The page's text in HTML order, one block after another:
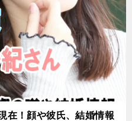
在！顔や彼氏、結婚情報